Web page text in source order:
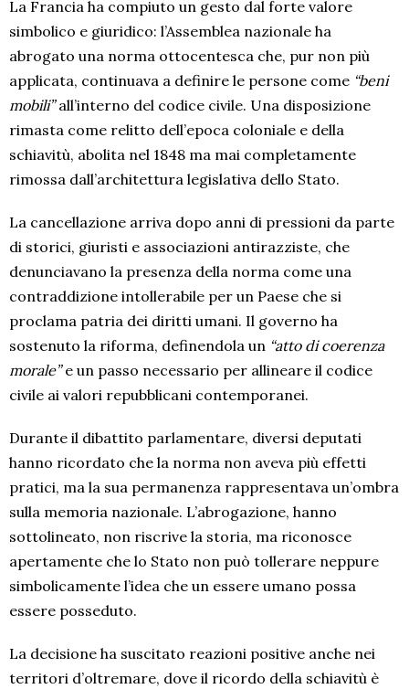
La Francia ha compiuto un gesto dal forte valore
simbolico e giuridico: l’Assemblea nazionale ha
abrogato una norma ottocentesca che, pur non più
applicata, continuava a definire le persone come “beni
mobili”all’interno del codice civile. Una disposizione
rimasta come relitto dell’epoca coloniale e della
schiavitù, abolita nel 1848 ma mai completamente
rimossa dall’architettura legislativa dello Stato.
La cancellazione arriva dopo anni di pressioni da parte
di storici, giuristi e associazioni antirazziste, che
denunciavano la presenza della norma come una
contraddizione intollerabile per un Paese che si
proclama patria dei diritti umani. Il governo ha
sostenuto la riforma, definendola un “atto di coerenza
morale”e un passo necessario per allineare il codice
civile ai valori repubblicani contemporanei.
Durante il dibattito parlamentare, diversi deputati
hanno ricordato che la norma non aveva più effetti
pratici, ma la sua permanenza rappresentava un’ombra
sulla memoria nazionale. L’abrogazione, hanno
sottolineato, non riscrive la storia, ma riconosce
apertamente che lo Stato non può tollerare neppure
simbolicamente l’idea che un essere umano possa
essere posseduto.
La decisione ha suscitato reazioni positive anche nei
territori d’oltremare, dove il ricordo della schiavitù è